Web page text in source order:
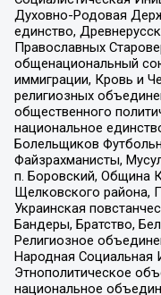
Духовно-Родовая
единство,
Православных
общенациональный
иммиграции, Кровь и
религиозных
общественного
национальное
Болельщиков
Файзрахманисты,
п. Боровский, Община
Щелковского района,
Украинская
Бандеры, Братство,
Религиозное
Народная Социальная
Этнополитическое
национальное